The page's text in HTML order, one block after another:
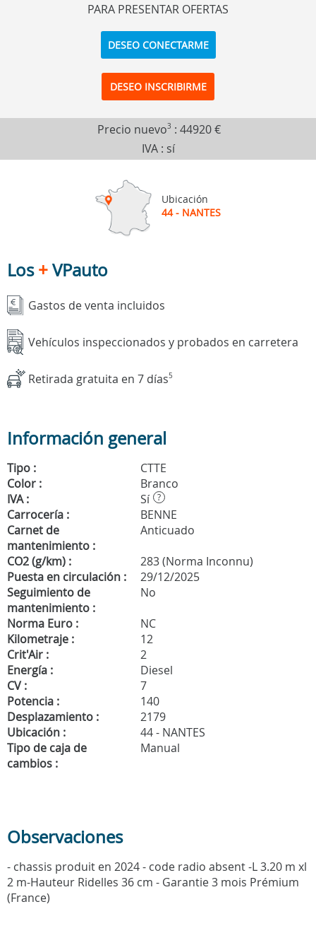
PARA PRESENTAR OFERTAS
DESEO CONECTARME
DESEO INSCRIBIRME
Precio nuevo3 : 44920 €
IVA : sí
Ubicación
44 - NANTES
Los+VPauto
Gastos de venta incluidos
Vehículos inspeccionados y probados en carretera
Retirada gratuita en 7 días5
Información general
Tipo :
CTTE
Color :
Branco
IVA :
Sí ?
Carrocería :
BENNE
Carnet de
mantenimiento :
Anticuado
CO2 (g/km) :
283 (Norma Inconnu)
Puesta en circulación :
29/12/2025
Seguimiento de
mantenimiento :
No
Norma Euro :
NC
Kilometraje :
12
Crit'Air :
2
Energía :
Diesel
CV :
7
Potencia :
140
Desplazamiento :
2179
Ubicación :
44 - NANTES
Tipo de caja de
cambios :
Manual
Observaciones
- chassis produit en 2024 - code radio absent -L 3.20 m xl
2 m-Hauteur Ridelles 36 cm - Garantie 3 mois Prémium
(France)